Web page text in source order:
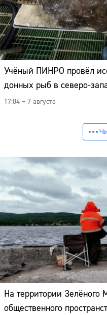
Учёный ПИНРО провёл
донных рыб в северо-
17:04 – 7 августа
На территории Зелёного
общественного